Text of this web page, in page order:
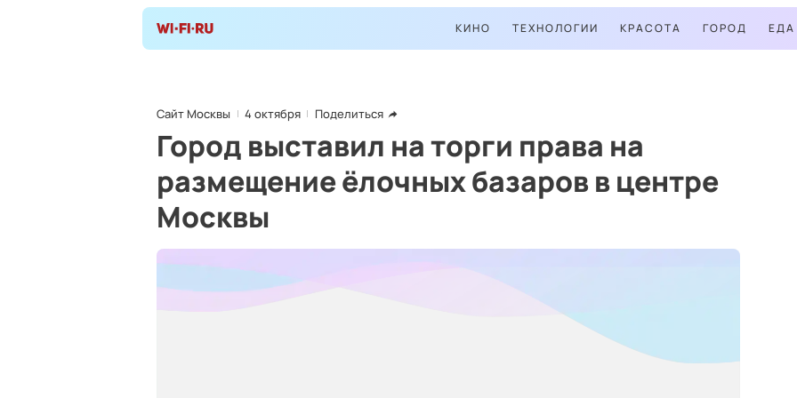
КИНО ТЕХНОЛОГИИ КРАСОТА ГОРОД ЕДА
Сайт Москвы 4 октября Поделиться
Город выставил на торги права на
размещение ёлочных базаров в центре
Москвы